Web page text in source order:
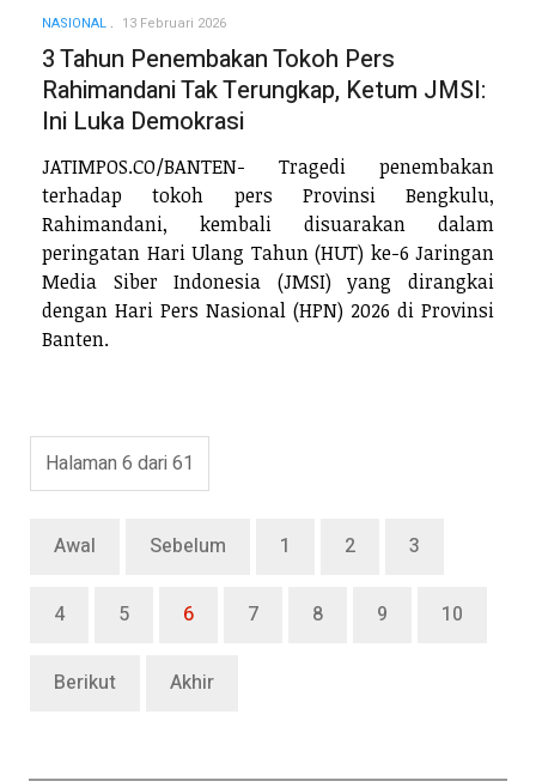
NASIONAL 13 Februari 2026
3 Tahun Penembakan Tokoh Pers
Rahimandani Tak Terungkap, Ketum JMSI:
Ini Luka Demokrasi
JATIMPOS.CO/BANTEN- Tragedi penembakan
terhadap tokoh pers Provinsi Bengkulu,
Rahimandani, kembali disuarakan dalam
peringatan Hari Ulang Tahun (HUT) ke-6 Jaringan
Media Siber Indonesia (JMSI) yang dirangkai
dengan Hari Pers Nasional (HPN) 2026 di Provinsi
Banten.
Halaman 6 dari 61
Awal Sebelum 1 2 3
4 5 6 7 8 9 10
Berikut Akhir